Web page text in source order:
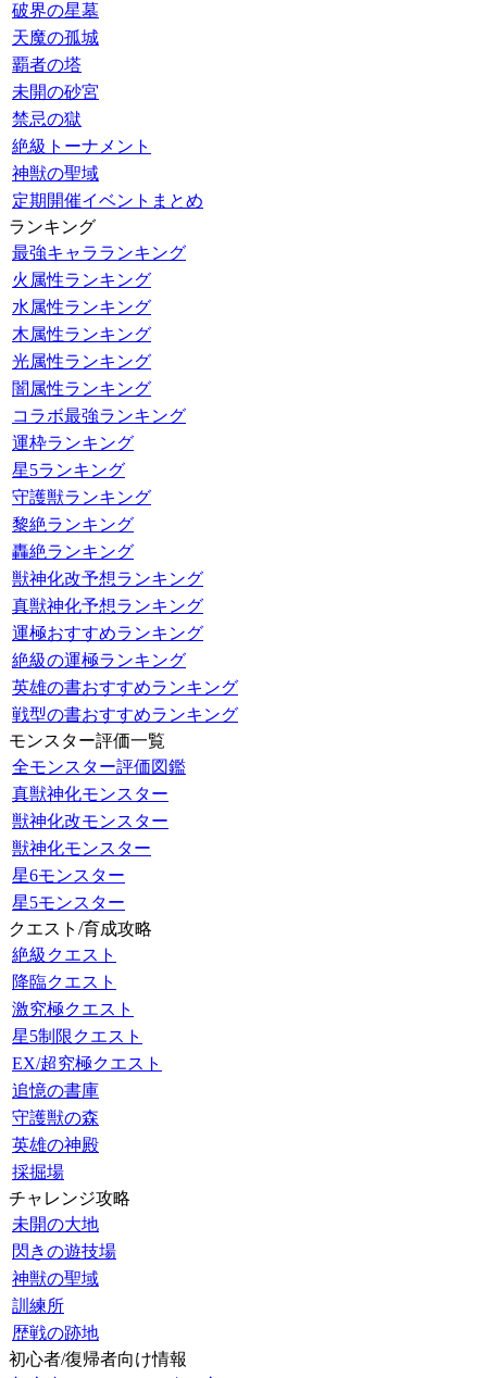
破界の星墓
天魔の孤城
覇者の塔
未開の砂宮
禁忌の獄
絶級トーナメント
神獣の聖域
定期開催イベントまとめ
ランキング
最強キャラランキング
火属性ランキング
水属性ランキング
木属性ランキング
光属性ランキング
闇属性ランキング
コラボ最強ランキング
運枠ランキング
星5ランキング
守護獣ランキング
黎絶ランキング
轟絶ランキング
獣神化改予想ランキング
真獣神化予想ランキング
運極おすすめランキング
絶級の運極ランキング
英雄の書おすすめランキング
戦型の書おすすめランキング
モンスター評価一覧
全モンスター評価図鑑
真獣神化モンスター
獣神化改モンスター
獣神化モンスター
星6モンスター
星5モンスター
クエスト/育成攻略
絶級クエスト
降臨クエスト
激究極クエスト
星5制限クエスト
EX/超究極クエスト
追憶の書庫
守護獣の森
英雄の神殿
採掘場
チャレンジ攻略
未開の大地
閃きの遊技場
神獣の聖域
訓練所
歴戦の跡地
初心者/復帰者向け情報